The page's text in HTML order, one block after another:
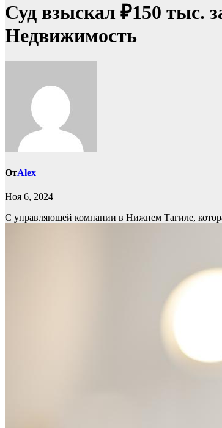
Суд взыскал ₽150 тыс.
Недвижимость
ОтAlex
Ноя 6, 2024
С управляющей компании в Нижнем Тагиле,